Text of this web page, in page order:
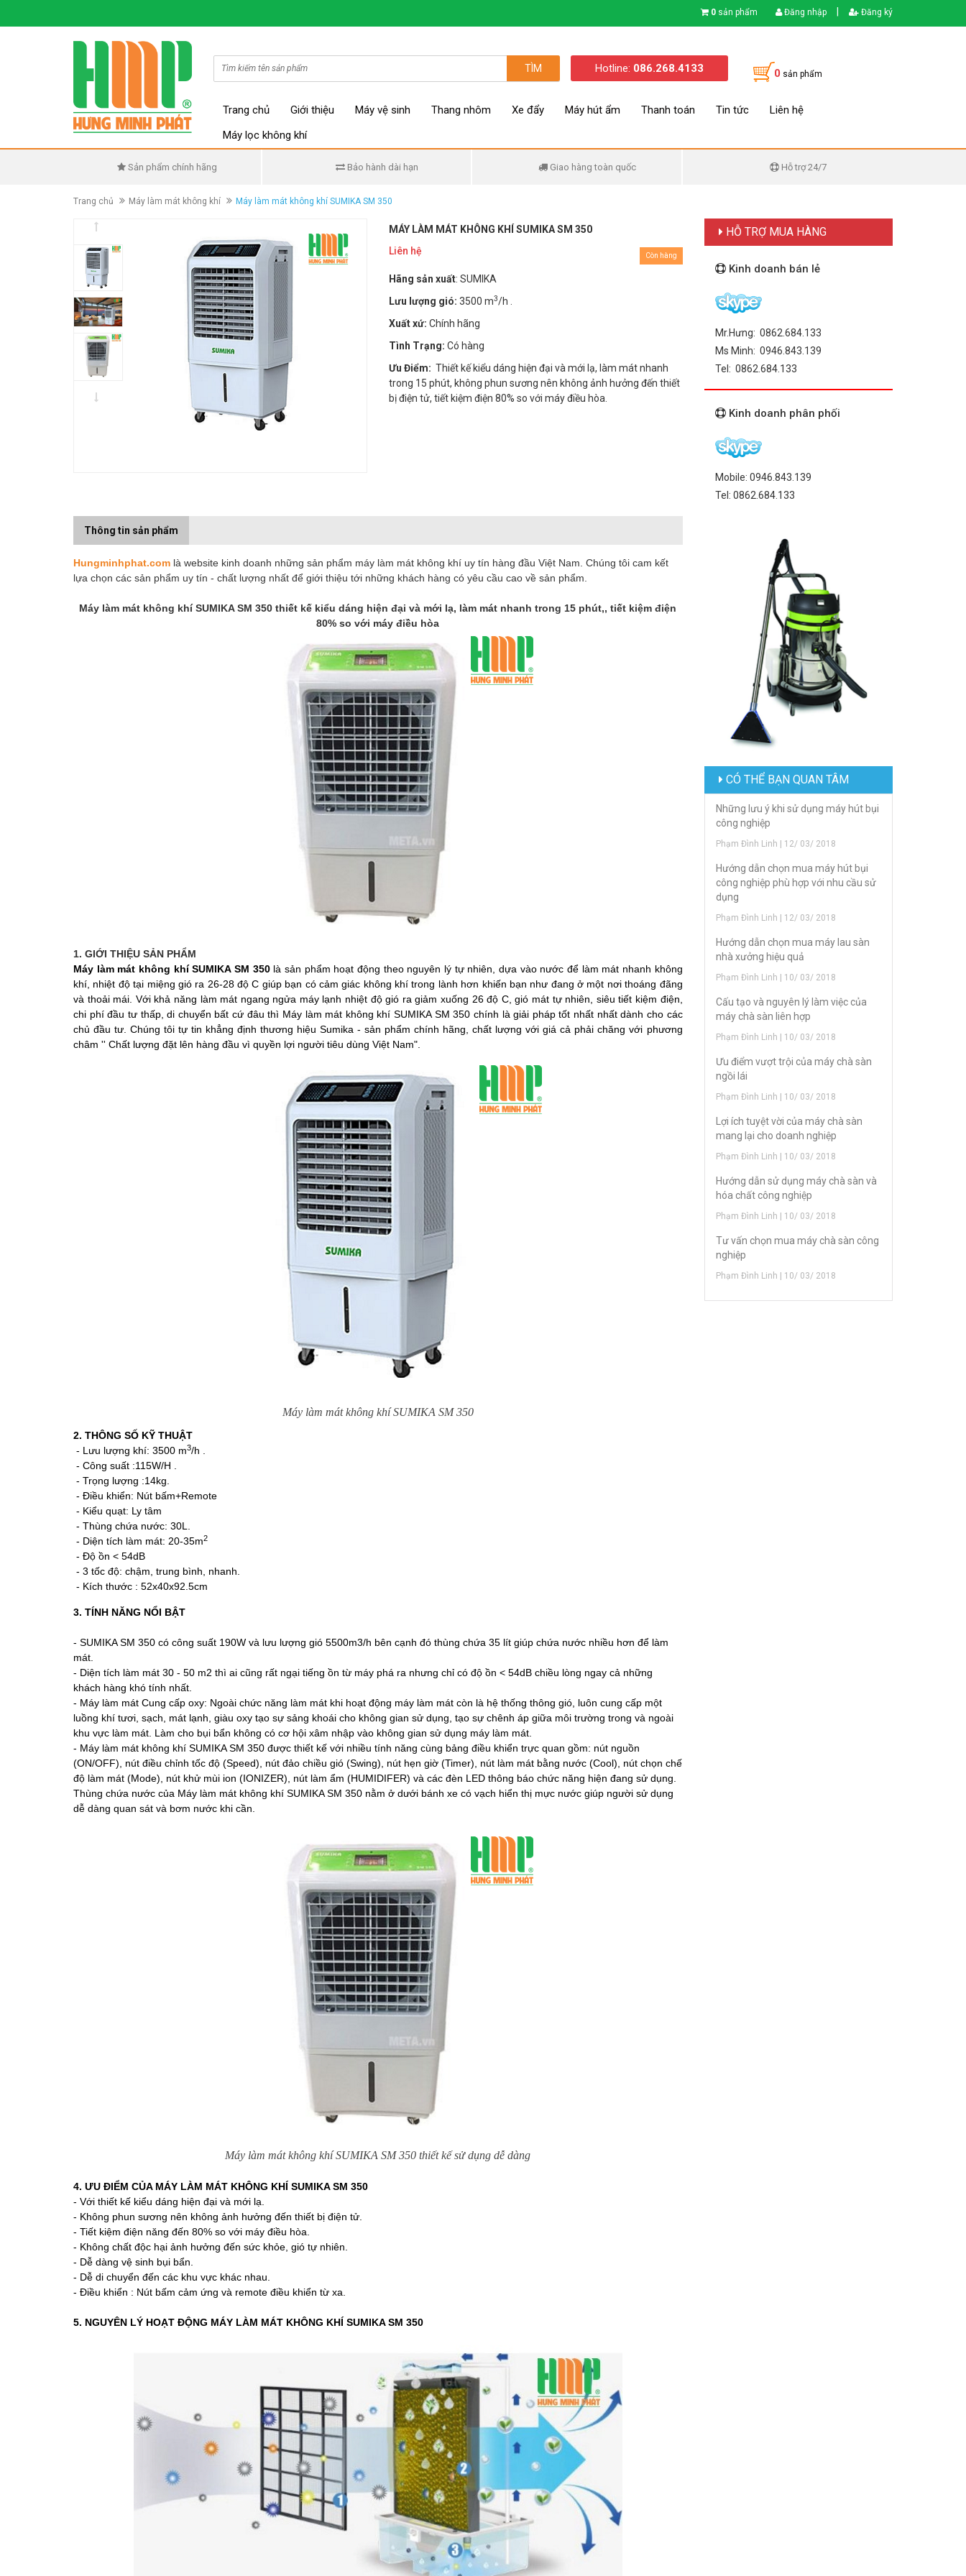
0 sản phẩm Đăng nhập Đăng ký
TÌM Hotline: 086.268.4133 0 sản phẩm
Trang chủ Giới thiệu Máy vệ sinh Thang nhôm Xe đẩy Máy hút ẩm Thanh toán Tin tức
Liên hệ
Máy lọc không khí
Sản phẩm chính hãng Bảo hành dài hạn Giao hàng toàn quốc Hỗ trợ 24/7
Trang chủ Máy làm mát không khí Máy làm mát không khí SUMIKA SM 350
MÁY LÀM MÁT KHÔNG KHÍ SUMIKA SM 350
Liên hệ
Còn hàng
Hãng sản xuất: SUMIKA
Lưu lượng gió: 3500 m3/h .
Xuất xứ: Chính hãng
Tình Trạng: Có hàng
Ưu Điểm: Thiết kế kiểu dáng hiện đại và mới lạ, làm mát nhanh
trong 15 phút, không phun sương nên không ảnh hưởng đến thiết
bị điện tử, tiết kiệm điện 80% so với máy điều hòa.
Thông tin sản phẩm
Hungminhphat.com là website kinh doanh những sản phẩm máy làm mát không khí uy tín hàng đầu Việt Nam. Chúng tôi cam kết
lựa chọn các sản phẩm uy tín - chất lượng nhất để giới thiệu tới những khách hàng có yêu cầu cao về sản phẩm.
Máy làm mát không khí SUMIKA SM 350 thiết kế kiểu dáng hiện đại và mới lạ, làm mát nhanh trong 15 phút,, tiết kiệm điện
80% so với máy điều hòa
1. GIỚI THIỆU SẢN PHẨM
Máy làm mát không khí SUMIKA SM 350 là sản phẩm hoạt động theo nguyên lý tự nhiên, dựa vào nước để làm mát nhanh không
khí, nhiệt độ tại miệng gió ra 26-28 độ C giúp bạn có cảm giác không khí trong lành hơn khiến bạn như đang ở một nơi thoáng đãng
và thoải mái. Với khả năng làm mát ngang ngửa máy lạnh nhiệt độ gió ra giảm xuống 26 độ C, gió mát tự nhiên, siêu tiết kiệm điện,
chi phí đầu tư thấp, di chuyển bất cứ đâu thì Máy làm mát không khí SUMIKA SM 350 chính là giải pháp tốt nhất nhất dành cho các
chủ đầu tư. Chúng tôi tự tin khẳng định thương hiệu Sumika - sản phẩm chính hãng, chất lượng với giá cả phải chăng với phương
châm '' Chất lượng đặt lên hàng đầu vì quyền lợi người tiêu dùng Việt Nam".
Máy làm mát không khí SUMIKA SM 350
2. THÔNG SỐ KỸ THUẬT
- Lưu lượng khí: 3500 m3/h .
- Công suất :115W/H .
- Trọng lượng :14kg.
- Điều khiển: Nút bấm+Remote
- Kiểu quạt: Ly tâm
- Thùng chứa nước: 30L.
- Diện tích làm mát: 20-35m2
- Độ ồn < 54dB
- 3 tốc độ: chậm, trung bình, nhanh.
- Kích thước : 52x40x92.5cm
3. TÍNH NĂNG NỔI BẬT
- SUMIKA SM 350 có công suất 190W và lưu lượng gió 5500m3/h bên cạnh đó thùng chứa 35 lít giúp chứa nước nhiều hơn để làm
mát.
- Diện tích làm mát 30 - 50 m2 thì ai cũng rất ngại tiếng ồn từ máy phá ra nhưng chỉ có độ ồn < 54dB chiều lòng ngay cả những
khách hàng khó tính nhất.
- Máy làm mát Cung cấp oxy: Ngoài chức năng làm mát khi hoạt động máy làm mát còn là hệ thống thông gió, luôn cung cấp một
luồng khí tươi, sạch, mát lạnh, giàu oxy tạo sự sảng khoái cho không gian sử dụng, tạo sự chênh áp giữa môi trường trong và ngoài
khu vực làm mát. Làm cho bụi bẩn không có cơ hội xâm nhập vào không gian sử dụng máy làm mát.
- Máy làm mát không khí SUMIKA SM 350 được thiết kế với nhiều tính năng cùng bảng điều khiển trực quan gồm: nút nguồn
(ON/OFF), nút điều chỉnh tốc độ (Speed), nút đảo chiều gió (Swing), nút hẹn giờ (Timer), nút làm mát bằng nước (Cool), nút chọn chế
độ làm mát (Mode), nút khử mùi ion (IONIZER), nút làm ẩm (HUMIDIFER) và các đèn LED thông báo chức năng hiện đang sử dụng.
Thùng chứa nước của Máy làm mát không khí SUMIKA SM 350 nằm ở dưới bánh xe có vạch hiển thị mực nước giúp người sử dụng
dễ dàng quan sát và bơm nước khi cần.
Máy làm mát không khí SUMIKA SM 350 thiết kế sử dụng dễ dàng
4. ƯU ĐIỂM CỦA MÁY LÀM MÁT KHÔNG KHÍ SUMIKA SM 350
- Với thiết kế kiểu dáng hiện đại và mới lạ.
- Không phun sương nên không ảnh hưởng đến thiết bị điện tử.
- Tiết kiệm điện năng đến 80% so với máy điều hòa.
- Không chất độc hại ảnh hưởng đến sức khỏe, gió tự nhiên.
- Dễ dàng vệ sinh bụi bẩn.
- Dễ di chuyển đến các khu vực khác nhau.
- Điều khiển : Nút bấm cảm ứng và remote điều khiển từ xa.
5. NGUYÊN LÝ HOẠT ĐỘNG MÁY LÀM MÁT KHÔNG KHÍ SUMIKA SM 350
HỖ TRỢ MUA HÀNG
Kinh doanh bán lẻ
Mr.Hưng: 0862.684.133
Ms Minh: 0946.843.139
Tel: 0862.684.133
Kinh doanh phân phối
Mobile: 0946.843.139
Tel: 0862.684.133
CÓ THỂ BẠN QUAN TÂM
Những lưu ý khi sử dụng máy hút bụi
công nghiệp
Phạm Đình Linh | 12/ 03/ 2018
Hướng dẫn chọn mua máy hút bụi
công nghiệp phù hợp với nhu cầu sử
dụng
Phạm Đình Linh | 12/ 03/ 2018
Hướng dẫn chọn mua máy lau sàn
nhà xưởng hiệu quả
Phạm Đình Linh | 10/ 03/ 2018
Cấu tạo và nguyên lý làm việc của
máy chà sàn liên hợp
Phạm Đình Linh | 10/ 03/ 2018
Ưu điểm vượt trội của máy chà sàn
ngồi lái
Phạm Đình Linh | 10/ 03/ 2018
Lợi ích tuyệt vời của máy chà sàn
mang lại cho doanh nghiệp
Phạm Đình Linh | 10/ 03/ 2018
Hướng dẫn sử dụng máy chà sàn và
hóa chất công nghiệp
Phạm Đình Linh | 10/ 03/ 2018
Tư vấn chọn mua máy chà sàn công
nghiệp
Phạm Đình Linh | 10/ 03/ 2018